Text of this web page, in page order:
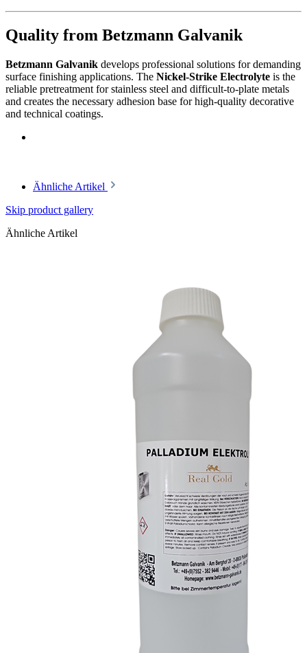
Quality from Betzmann Galvanik
Betzmann Galvanik develops professional solutions for demanding
surface finishing applications. The Nickel-Strike Electrolyte is the
reliable pretreatment for stainless steel and difficult-to-plate metals
and creates the necessary adhesion base for high-quality decorative
and technical coatings.
Ähnliche Artikel
Skip product gallery
Ähnliche Artikel